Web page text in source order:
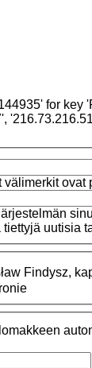
for key
ovat
uutisia
Findysz,